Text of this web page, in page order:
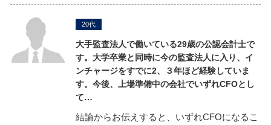
20代
大手監査法人で働いている29歳の公認会計士で
す。大学卒業と同時に今の監査法人に入り、イ
ンチャージをすでに2、３年ほど経験していま
す。 今後、上場準備中の会社でいずれCFOとし
て…
結論からお伝えすると、いずれCFOになるこ